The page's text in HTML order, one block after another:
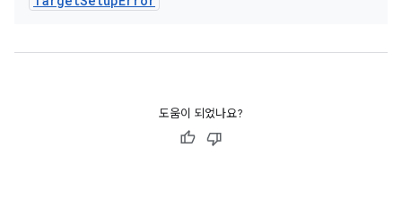
도움이 되었나요?